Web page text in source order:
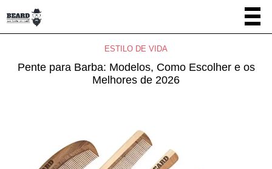
ESTILO DE VIDA
Pente para Barba: Modelos, Como Escolher e os
Melhores de 2026